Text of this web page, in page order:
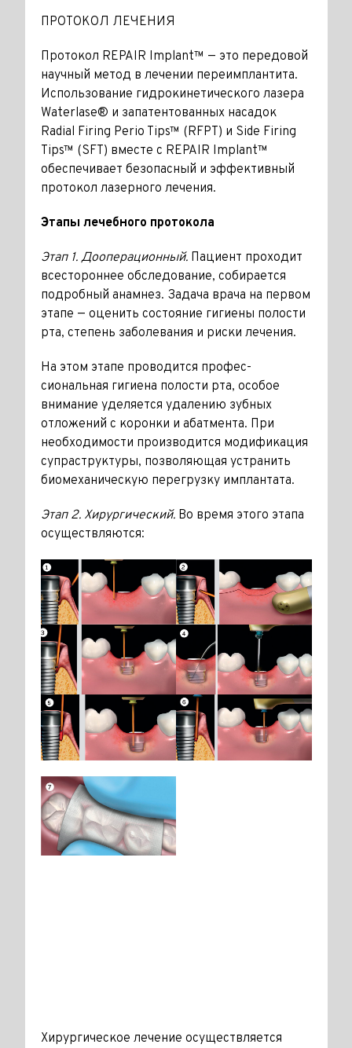
ПРОТОКОЛ ЛЕЧЕНИЯ
Протокол REPAIR Implant™ — это передовой
научный метод в лечении переимплантита.
Использование гидро­кинетического лазера
Waterlase® и запатентованных насадок
Radial Firing Perio Tips™ (RFPT) и Side Firing
Tips™ (SFT) вместе с REPAIR Implant™
обеспечивает безопасный и эффективный
протокол лазерного лечения.
Этапы лечебного протокола
Этап 1. Дооперационный.Пациент проходит
всестороннее обследование, собирается
подробный анамнез. Задача врача на первом
этапе — оценить состояние гигиены полости
рта, степень заболевания и риски лечения.
На этом этапе проводится профес­
сиональная гигиена полости рта, особое
внимание уделяется удалению зубных
отложений с коронки и абатмента. При
необходимости производится модификация
супраструктуры, позволяющая устранить
биомеханическую перегрузку имплантата.
Этап 2. Хирургический. Во время этого этапа
осуществляются:
Хирургическое лечение осуществляется